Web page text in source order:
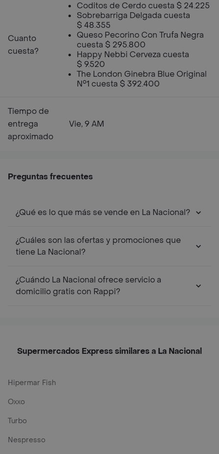
Cuanto
cuesta?
Coditos de Cerdo cuesta $ 24.225
Sobrebarriga Delgada cuesta
$ 48.355
Queso Pecorino Con Trufa Negra
cuesta $ 295.800
Happy Nebbi Cerveza cuesta
$ 9.520
The London Ginebra Blue Original
N°1 cuesta $ 392.400
Tiempo de
entrega
aproximado
Vie, 9 AM
Preguntas frecuentes
¿Qué es lo que más se vende en La Nacional?
¿Cuáles son las ofertas y promociones que
tiene La Nacional?
¿Cuándo La Nacional ofrece servicio a
domicilio gratis con Rappi?
Supermercados Express similares a La Nacional
Hipermar Fish
Oxxo
Turbo
Nespresso